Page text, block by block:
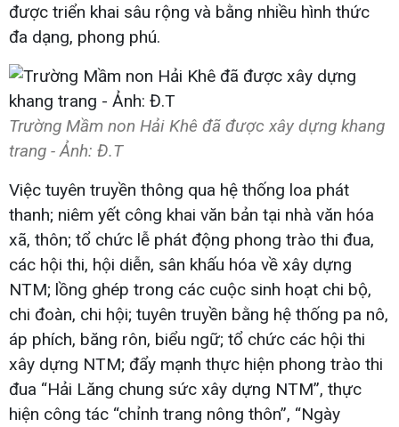
được triển khai sâu rộng và bằng nhiều hình thức
đa dạng, phong phú.
Trường Mầm non Hải Khê đã được xây dựng khang
trang - Ảnh: Đ.T
Việc tuyên truyền thông qua hệ thống loa phát
thanh; niêm yết công khai văn bản tại nhà văn hóa
xã, thôn; tổ chức lễ phát động phong trào thi đua,
các hội thi, hội diễn, sân khấu hóa về xây dựng
NTM; lồng ghép trong các cuộc sinh hoạt chi bộ,
chi đoàn, chi hội; tuyên truyền bằng hệ thống pa nô,
áp phích, băng rôn, biểu ngữ; tổ chức các hội thi
xây dựng NTM; đẩy mạnh thực hiện phong trào thi
đua “Hải Lăng chung sức xây dựng NTM”, thực
hiện công tác “chỉnh trang nông thôn”, “Ngày